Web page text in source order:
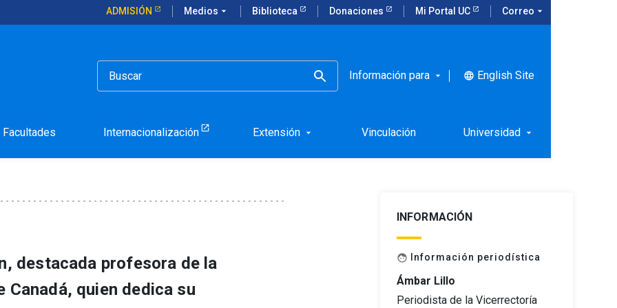
ADMISIÓN Medios arrow_drop_down Biblioteca Donaciones Mi Portal UC Correo arrow_drop_down
Información para arrow_drop_down language English Site
Facultades Internacionalización Extensión arrow_drop_down Vinculación Universidad arrow_drop_down
en integridad académica
destacada profesora de la
Canadá, quien dedica su
INFORMACIÓN
face Información periodística
Ámbar Lillo
Periodista de la Vicerrectoría